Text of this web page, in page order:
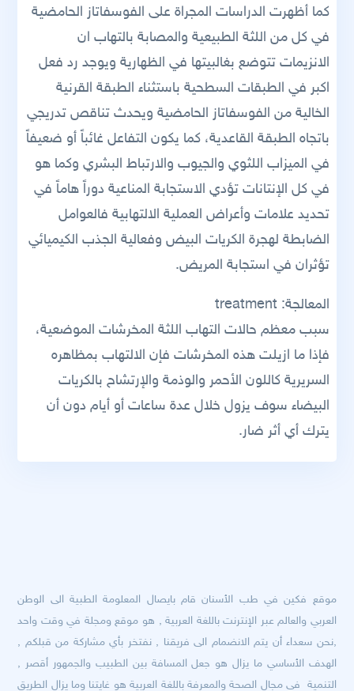
كما أظهرت الدراسات المجراة على الفوسفاتاز الحامضية
في كل من اللثة الطبيعية والمصابة بالتهاب ان
الانزيمات تتوضع بغالبيتها في الظهارية ويوجد رد فعل
اكبر في الطبقات السطحية باستثناء الطبقة القرنية
الخالية من الفوسفاتاز الحامضية ويحدث تناقص تدريجي
باتجاه الطبقة القاعدية، كما يكون التفاعل غائباً أو ضعيفاً
في الميزاب اللثوي والجيوب والارتباط البشري وكما هو
في كل الإنتانات تؤدي الاستجابة المناعية دوراً هاماً في
تحديد علامات وأعراض العملية الالتهابية فالعوامل
الضابطة لهجرة الكريات البيض وفعالية الجذب الكيميائي
تؤثران في استجابة المريض.
المعالجة: treatment
سبب معظم حالات التهاب اللثة المخرشات الموضعية،
فإذا ما ازيلت هذه المخرشات فإن الالتهاب بمظاهره
السريرية كاللون الأحمر والوذمة والإرتشاح بالكريات
البيضاء سوف يزول خلال عدة ساعات أو أيام دون أن
يترك أي أثر ضار.
موقع فكين في طب الأسنان قام بايصال المعلومة الطبية الى الوطن
العربي والعالم عبر الإنترنت باللغة العربية , هو موقع ومجلة في وقت واحد
,نحن سعداء أن يتم الانضمام الى فريقنا , نفتخر بأي مشاركة من قبلكم ,
الهدف الأساسي ما يزال هو جعل المسافة بين الطبيب والجمهور أقصر ,
التنمية في مجال الصحة والمعرفة باللغة العربية هو غايتنا وما يزال الطريق